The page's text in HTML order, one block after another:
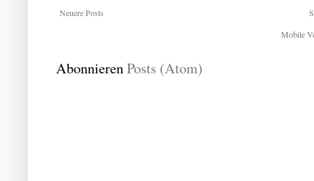
Neuere Posts
Mobile
AbonnierenPosts (Atom)